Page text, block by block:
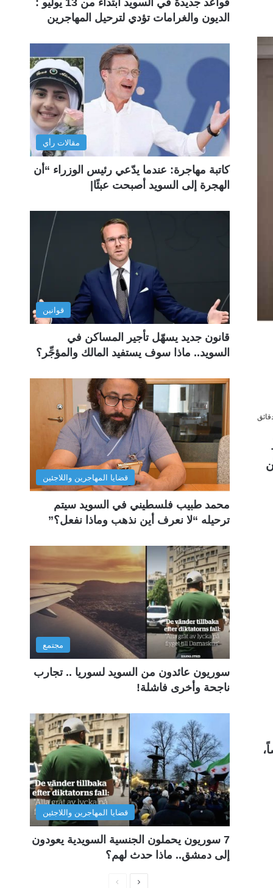
يشكلون 545 شخصاً،
قواعد جديدة في السويد ابتداءً من 13 يوليو :
الديون والغرامات تؤدي لترحيل المهاجرين
مقالات رأي
كاتبة مهاجرة: عندما يدّعي رئيس الوزراء “أن
الهجرة إلى السويد أصبحت عبئًا|
قوانين
قانون جديد يسهّل تأجير المساكن في
السويد.. ماذا سوف يستفيد المالك والمؤجِّر؟
قضايا المهاجرين واللاجئين
محمد طبيب فلسطيني في السويد سيتم
ترحيله “لا نعرف أين نذهب وماذا نفعل؟”
مجتمع
سوريون عائدون من السويد لسوريا .. تجارب
ناجحة وأخرى فاشلة!
قضايا المهاجرين واللاجئين
7 سوريون يحملون الجنسية السويدية يعودون
إلى دمشق.. ماذا حدث لهم؟